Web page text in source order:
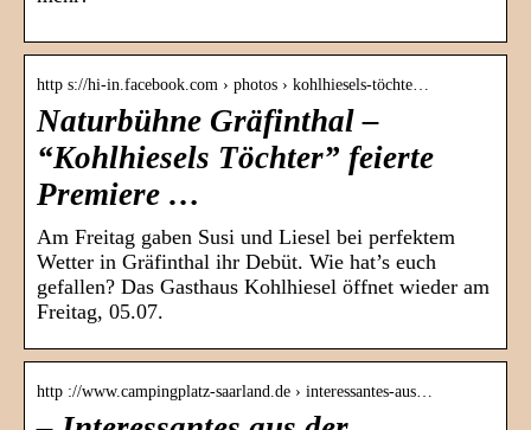
http s://hi-in.facebook.com › photos › kohlhiesels-töchte…
Naturbühne Gräfinthal –
“Kohlhiesels Töchter” feierte
Premiere …
Am Freitag gaben Susi und Liesel bei perfektem
Wetter in Gräfinthal ihr Debüt. Wie hat’s euch
gefallen? Das Gasthaus Kohlhiesel öffnet wieder am
Freitag, 05.07.
http ://www.campingplatz-saarland.de › interessantes-aus…